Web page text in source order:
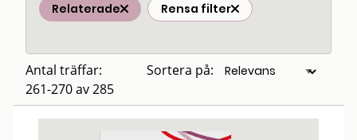
Relaterade Rensa filter
Antal träffar:
261-270 av 285
Sortera på: